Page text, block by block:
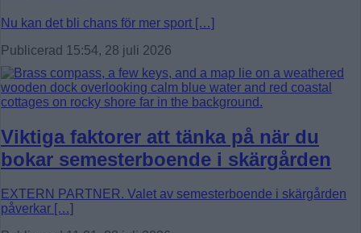
Nu kan det bli chans för mer sport […]
Publicerad 15:54, 28 juli 2026
Viktiga faktorer att tänka på när du
bokar semesterboende i skärgården
EXTERN PARTNER. Valet av semesterboende i skärgården
påverkar […]